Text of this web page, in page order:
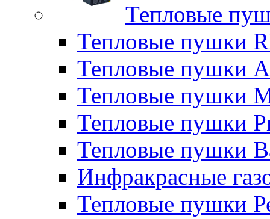
Тепловые
Тепловые пушки
Тепловые пушки
Тепловые пушки
Тепловые пушки
Тепловые пушки
Инфракрасные
Тепловые пушки